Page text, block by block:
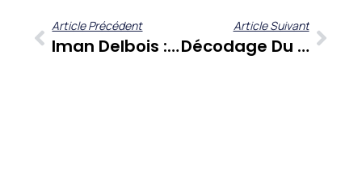
Article Précédent
Iman Delbois : Révélations Et Parcours De Vie, Une Entrevue Sans Filtre Sur A Cœur Ouvert
Article Suivant
Décodage Du Marketing D’influence Aux Antilles Avec Michelle Monotuka Sur Check’One